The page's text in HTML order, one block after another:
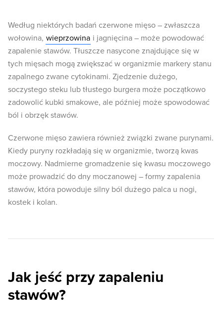
Według niektórych badań czerwone mięso – zwłaszcza
wołowina, wieprzowina i jagnięcina – może powodować
zapalenie stawów. Tłuszcze nasycone znajdujące się w
tych mięsach mogą zwiększać w organizmie markery stanu
zapalnego zwane cytokinami. Zjedzenie dużego,
soczystego steku lub tłustego burgera może początkowo
zadowolić kubki smakowe, ale później może spowodować
ból i obrzęk stawów.
Czerwone mięso zawiera również związki zwane purynami.
Kiedy puryny rozkładają się w organizmie, tworzą kwas
moczowy. Nadmierne gromadzenie się kwasu moczowego
może prowadzić do dny moczanowej – formy zapalenia
stawów, która powoduje silny ból dużego palca u nogi,
kostek i kolan.
Jak jeść przy zapaleniu
stawów?